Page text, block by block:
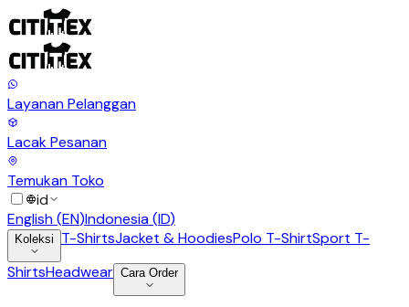
Layanan Pelanggan
Lacak Pesanan
Temukan Toko
id
English(EN)Indonesia(ID)
Koleksi T-ShirtsJacket & HoodiesPolo T-ShirtSport T-
ShirtsHeadwear Cara Order